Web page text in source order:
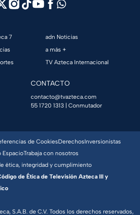
7
adn Noticias
a más +
TV Azteca Internacional
CONTACTO
contacto@tvazteca.com
55 1720 1313 | Conmutador
S.A.B. de C.V. Todos los derechos reservados,
de CookiesDerechosInversionistas
EspacioTrabaja con nosotros
ética, integridad y cumplimiento
de Ética de Televisión Azteca III y